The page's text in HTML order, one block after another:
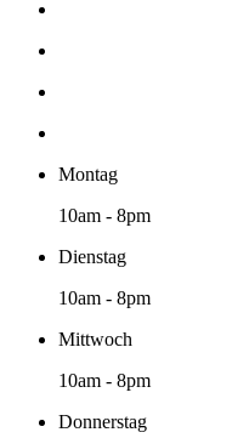
Montag
10am - 8pm
Dienstag
10am - 8pm
Mittwoch
10am - 8pm
Donnerstag